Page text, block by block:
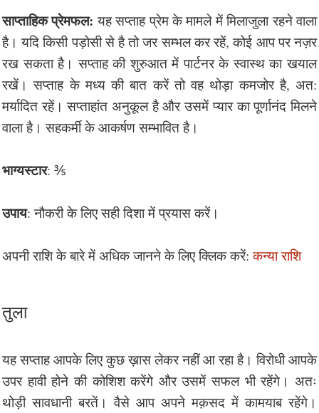
साप्ताहिक प्रेमफल: यह सप्ताह प्रेम के मामले में मिलाजुला रहने वाला
है। यदि किसी पड़ोसी से है तो जर सम्भल कर रहें, कोई आप पर नज़र
रख सकता है। सप्ताह की शुरुआत में पार्टनर के स्वास्थ का खयाल
रखें। सप्ताह के मध्य की बात करें तो वह थोड़ा कमजोर है, अत:
मर्यादित रहें। सप्ताहांत अनुकूल है और उसमें प्यार का पूर्णानंद मिलने
वाला है। सहकर्मी के आकर्षण सम्भावित है।
भाग्यस्टार: ⅗
उपाय: नौकरी के लिए सही दिशा में प्रयास करें।
अपनी राशि के बारे में अधिक जानने के लिए क्लिक करें:कन्या राशि
तुला
यह सप्ताह आपके लिए कुछ ख़ास लेकर नहीं आ रहा है। विरोधी आपके
उपर हावी होने की कोशिश करेंगे और उसमें सफल भी रहेंगे। अतः
थोड़ी सावधानी बरतें। वैसे आप अपने मक़सद में कामयाब रहेंगे।